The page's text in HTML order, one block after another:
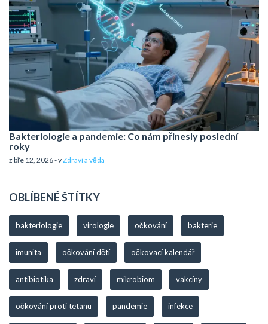
Bakteriologie a pandemie: Co nám přinesly poslední
roky
z bře 12, 2026 - vZdraví a věda
OBLÍBENÉ ŠTÍTKY
bakteriologie virologie očkování bakterie
imunita očkování dětí očkovací kalendář
antibiotika zdraví mikrobiom vakcíny
očkování proti tetanu pandemie infekce